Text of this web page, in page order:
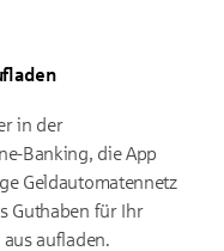
in der
Banking, die App
Geldautomatennetz
Guthaben für Ihr
aufladen.